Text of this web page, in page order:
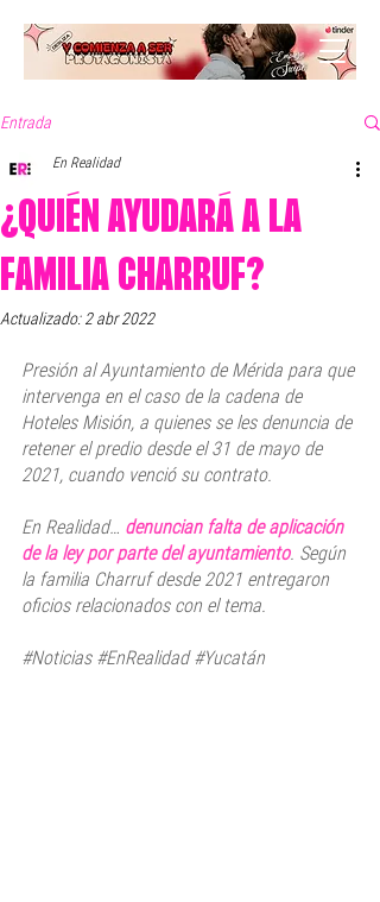
Entrada
¿QUIÉN AYUDARÁ A LA
FAMILIA CHARRUF?
En Realidad
Actualizado:2 abr 2022
Presión al Ayuntamiento de Mérida para que
intervenga en el caso de la cadena de
Hoteles Misión, a quienes se les denuncia de
retener el predio desde el 31 de mayo de
2021, cuando venció su contrato.
En Realidad… denuncian falta de aplicación
de la ley por parte del ayuntamiento. Según
la familia Charruf desde 2021 entregaron
oficios relacionados con el tema.
#Noticias #EnRealidad #Yucatán